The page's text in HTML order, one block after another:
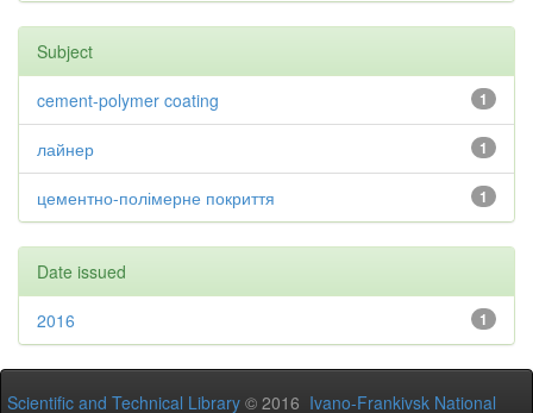
Subject
1
cement-polymer coating
1
лайнер
1
цементно-полімерне покриття
Date issued
1
2016
Scientific and Technical Library © 2016 Ivano-Frankivsk National